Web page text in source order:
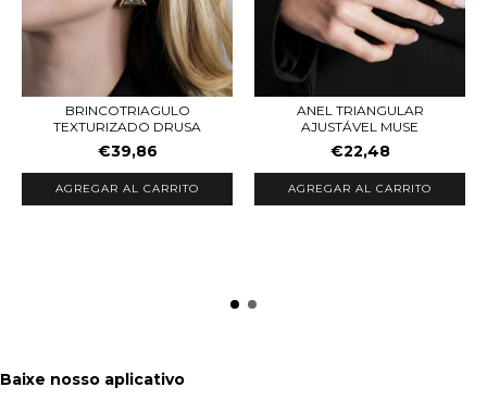
BRINCOTRIAGULO
TEXTURIZADO DRUSA
€39,86
ANEL TRIANGULAR
AJUSTÁVEL MUSE
€22,48
Baixe nosso aplicativo